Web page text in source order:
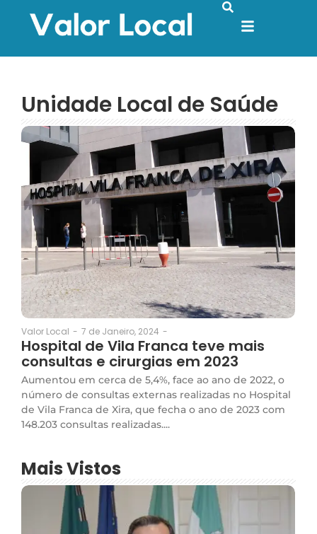
Unidade Local de Saúde
Valor Local - 7 de Janeiro, 2024 -
Hospital de Vila Franca teve mais
consultas e cirurgias em 2023
Aumentou em cerca de 5,4%, face ao ano de 2022, o
número de consultas externas realizadas no Hospital
de Vila Franca de Xira, que fecha o ano de 2023 com
148.203 consultas realizadas....
Mais Vistos